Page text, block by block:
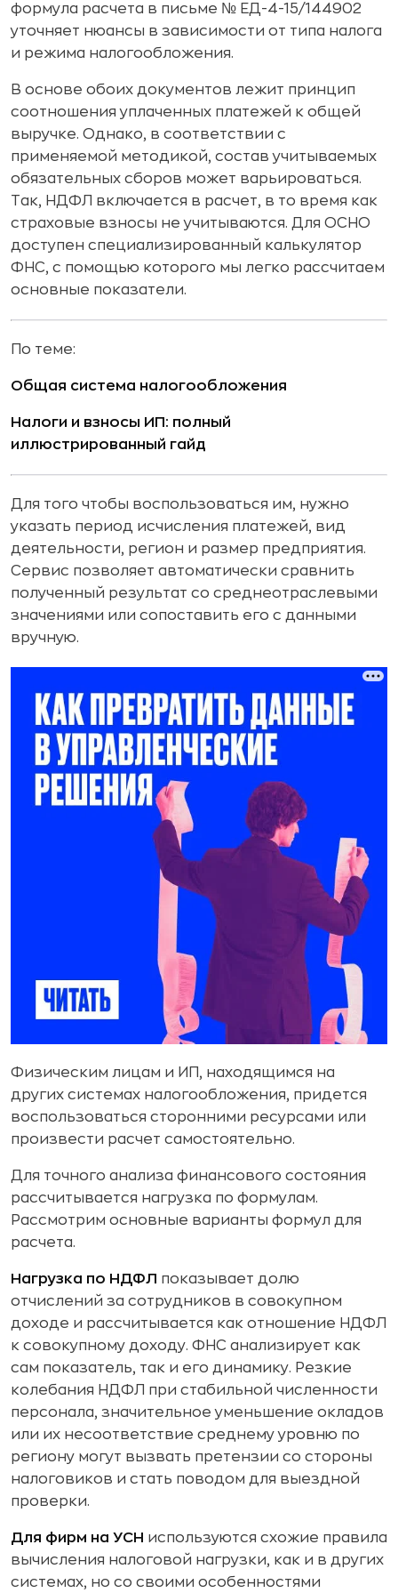
формула расчета в письме № ЕД-4-15/144902
уточняет нюансы в зависимости от типа налога
и режима налогообложения.
В основе обоих документов лежит принцип
соотношения уплаченных платежей к общей
выручке. Однако, в соответствии с
применяемой методикой, состав учитываемых
обязательных сборов может варьироваться.
Так, НДФЛ включается в расчет, в то время как
страховые взносы не учитываются. Для ОСНО
доступен специализированный калькулятор
ФНС, с помощью которого мы легко рассчитаем
основные показатели.
По теме:
Общая система налогообложения
Налоги и взносы ИП: полный
иллюстрированный гайд
Для того чтобы воспользоваться им, нужно
указать период исчисления платежей, вид
деятельности, регион и размер предприятия.
Сервис позволяет автоматически сравнить
полученный результат со среднеотраслевыми
значениями или сопоставить его с данными
вручную.
Физическим лицам и ИП, находящимся на
других системах налогообложения, придется
воспользоваться сторонними ресурсами или
произвести расчет самостоятельно.
Для точного анализа финансового состояния
рассчитывается нагрузка по формулам.
Рассмотрим основные варианты формул для
расчета.
Нагрузка по НДФЛ показывает долю
отчислений за сотрудников в совокупном
доходе и рассчитывается как отношение НДФЛ
к совокупному доходу. ФНС анализирует как
сам показатель, так и его динамику. Резкие
колебания НДФЛ при стабильной численности
персонала, значительное уменьшение окладов
или их несоответствие среднему уровню по
региону могут вызвать претензии со стороны
налоговиков и стать поводом для выездной
проверки.
Для фирм на УСН используются схожие правила
вычисления налоговой нагрузки, как и в других
системах, но со своими особенностями